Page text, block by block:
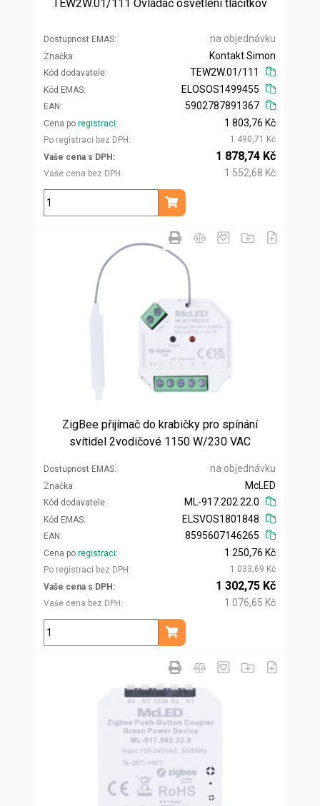
TEW2W.01/111 Ovladač osvětlení tlačítkov
Dostupnost EMAS na objednávku
Značka
Kód dodavatele
Kontakt Simon
TEW2W.01/111
Kód EMAS
EAN
ELOSOS1499455
5902787891367
Cena po registraci
Po registraci bez DPH
1 803,76 Kč
1 490,71 Kč
Vaše cena s DPH
Vaše cena bez DPH
1 878,74 Kč
1 552,68 Kč
ks
Přidat do košíku
ZigBee přijímač do krabičky pro spínání
svítidel 2vodičové 1150 W/230 VAC
Dostupnost EMAS na objednávku
Značka
Kód dodavatele
McLED
ML-917.202.22.0
Kód EMAS
EAN
ELSVOS1801848
8595607146265
Cena po registraci
Po registraci bez DPH
1 250,76 Kč
1 033,69 Kč
Vaše cena s DPH
Vaše cena bez DPH
1 302,75 Kč
1 076,65 Kč
ks
Přidat do košíku